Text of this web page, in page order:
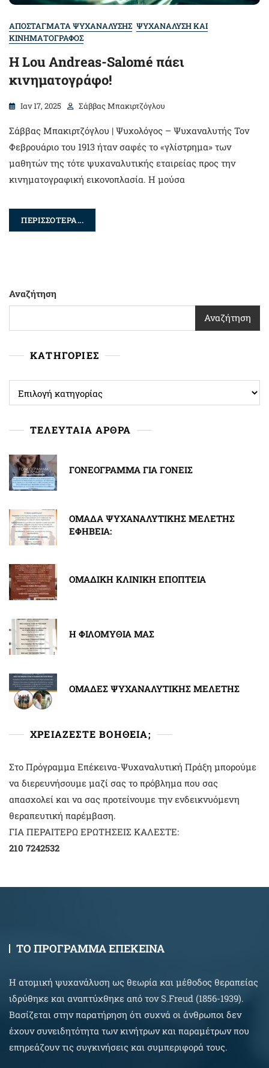
ΑΠΟΣΤΑΓΜΑΤΑ ΨΥΧΑΝΑΛΥΣΗΣ ΨΥΧΑΝΑΛΥΣΗ ΚΑΙ
ΚΙΝΗΜΑΤΟΓΡΑΦΟΣ
Η Lou Andreas-Salomé πάει
κινηματογράφο!
Ιαν 17, 2025 Σάββας Μπακιρτζόγλου
Σάββας Μπακιρτζόγλου | Ψυχολόγος – Ψυχαναλυτής Τον
Φεβρουάριο του 1913 ήταν σαφές το «γλίστρημα» των
μαθητών της τότε ψυχαναλυτικής εταιρείας προς την
κινηματογραφική εικονοπλασία. Η μούσα
ΠΕΡΙΣΣΟΤΕΡΑ...
Αναζήτηση
Αναζήτηση
ΚΑΤΗΓΟΡΙΕΣ
ΤΕΛΕΥΤΑΙΑ ΑΡΘΡΑ
ΓΟΝΕΟΓΡΑΜΜΑ ΓΙΑ ΓΟΝΕΙΣ
ΟΜΑΔΑ ΨΥΧΑΝΑΛΥΤΙΚΗΣ ΜΕΛΕΤΗΣ
ΕΦΗΒΕΙΑ:
ΟΜΑΔΙΚΗ ΚΛΙΝΙΚΗ ΕΠΟΠΤΕΙΑ
Η ΦΙΛΟΜΥΘΙΑ ΜΑΣ
ΟΜΑΔΕΣ ΨΥΧΑΝΑΛΥΤΙΚΗΣ ΜΕΛΕΤΗΣ
ΧΡΕΙΑΖΕΣΤΕ ΒΟΗΘΕΙΑ;
Στο Πρόγραμμα Επέκεινα-Ψυχαναλυτική Πράξη μπορούμε
να διερευνήσουμε μαζί σας το πρόβλημα που σας
απασχολεί και να σας προτείνουμε την ενδεικνυόμενη
θεραπευτική παρέμβαση.
ΓΙΑ ΠΕΡΑΙΤΕΡΩ ΕΡΩΤΗΣΕΙΣ ΚΑΛΕΣΤΕ:
210 7242532
ΤΟ ΠΡΟΓΡΑΜΜΑ ΕΠΕΚΕΙΝΑ
Η ατομική ψυχανάλυση ως θεωρία και μέθοδος θεραπείας
ιδρύθηκε και αναπτύχθηκε από τον S.Freud (1856-1939).
Βασίζεται στην παρατήρηση ότι συχνά οι άνθρωποι δεν
έχουν συνειδητότητα των κινήτρων και παραμέτρων που
επηρεάζουν τις συγκινήσεις και συμπεριφορά τους.